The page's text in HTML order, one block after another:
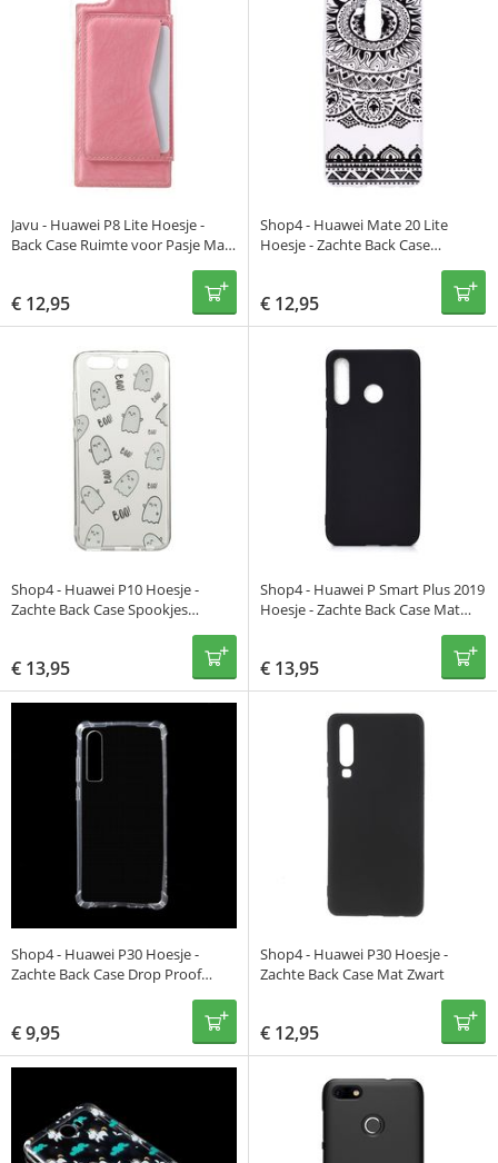
Javu - Huawei P8 Lite Hoesje -
Back Case Ruimte voor Pasje Mat
€ 12,95
Shop4 - Huawei Mate 20 Lite
Hoesje - Zachte Back Case
€ 12,95
Shop4 - Huawei P10 Hoesje -
Zachte Back Case Spookjes
€ 13,95
Shop4 - Huawei P Smart Plus 2019
Hoesje - Zachte Back Case Mat
€ 13,95
Shop4 - Huawei P30 Hoesje -
Zachte Back Case Drop Proof
€9,95
Shop4 - Huawei P30 Hoesje -
Zachte Back Case Mat Zwart
€ 12,95